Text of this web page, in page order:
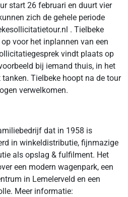
start 26 februari en duurt vier
zich de gehele periode
. Tielbeke
voor het inplannen van een
vindt plaats op
bij iemand thuis, in het
Tielbeke hoopt na de tour
verwelkomen.
dat in 1958 is
in winkeldistributie, fijnmazige
als opslag & fulfilment. Het
een modern wagenpark, een
in Lemelerveld en een
Meer informatie: